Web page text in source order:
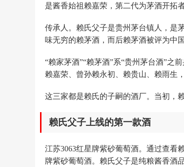
是酱香始祖赖嘉荣，第二代为茅酒开拓
传承人。赖氏父子是贵州茅台镇人，是
味无穷的赖茅酒，而后赖茅酒被评为中
“赖家茅酒”“赖茅酒”系“贵州茅台酒”之
赖嘉荣、曾孙赖永初、赖贵山、赖雨生
这三家都是赖氏的子嗣的酒厂。当初，
赖氏父子上线的第一款酒
江苏3063红星牌紫砂葡萄酒。通过查看
牌紫砂葡萄酒。赖氏父子是纯粮酱香酒